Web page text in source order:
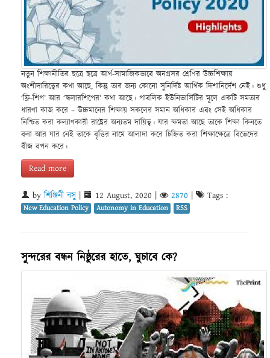
নতুন শিক্ষানীতির ছত্রে ছত্রে আর্থ-সামাজিকভাবে অনগ্রসর শ্রেণির উচ্চশিক্ষায়
অংশীদারিত্বের কথা আছে, কিন্তু তার জন্য কোনো সুনির্দিষ্ট আর্থিক দিশানির্দেশ নেই। শুধু
‘ফ্রি-শিপ’ আর ‘স্কলারশিপের’ কথা আছে। পাবলিক ইউনিভার্সিটির মূলে একটি সমতার
ধারণা কাজ করে – উচ্চমানের শিক্ষায় সকলের সমান অধিকার এবং সেই অধিকার
নিশ্চিত করা কল্যাণকারী রাষ্ট্রের অন্যতম দায়িত্ব। যার ক্ষমতা আছে তাকে শিক্ষা কিনতে
বলা আর যার নেই তাকে বৃত্তির নামে আলাদা করে চিহ্নিত করা শিক্ষাক্ষেত্রে বিভেদের
বীজ বপন করে।
Read more
byশিঞ্জিনী বসু| 12 August, 2020 2870 Tags :
New Education Policy Autonomy in Education RSS
সুন্দরের বন্ধন নিষ্ঠুরের হাতে, ঘুচাবে কে?